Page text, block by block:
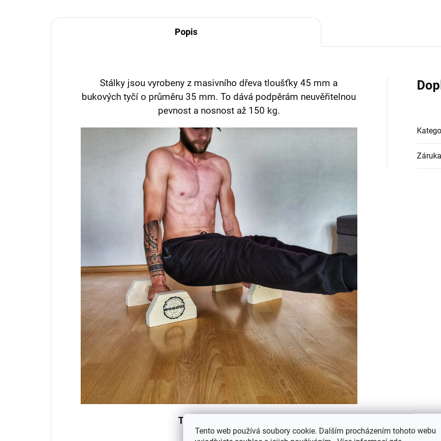
Tento web používá soubory cookie. Dalším procházením tohoto webu
Popis
Stálky jsou vyrobeny z masivního dřeva tloušťky 45 mm a
bukových tyčí o průměru 35 mm.To dává podpěrám neuvěřitelnou
pevnost a nosnost až 150 kg.
TECHNICKÁ DATA
Záruka